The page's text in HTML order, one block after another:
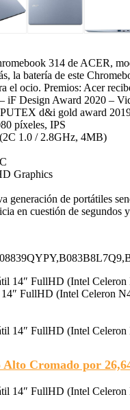
314 de ACER,
la batería de este
el ocio. Premios: Acer
iF Design Award 2020 –
d&i gold award
píxeles, IPS
1.0 / 2.8GHz, 4MB)
Graphics
generación de portátiles
en cuestión de segundos
FullHD (Intel Celeron
Cromado por